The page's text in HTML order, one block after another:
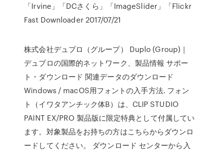
「Irvine」「DCさくら」「ImageSlider」「Flickr
Fast Downloader 2017/07/21
株式会社デュプロ（グループ） Duplo (Group)｜
デュプロの国際的ネットワーク、製品情報 サポー
ト・ダウンロード 関連データのダウンロード
Windows / macOS用フォントの入手方法. フォン
ト（イワタアンチック体B）は、CLIP STUDIO
PAINT EX/PRO 製品版に限定特典として付属してい
ます。対象製品をお持ちの方はこちらからダウンロ
ードしてください。 ダウンロード センターから入